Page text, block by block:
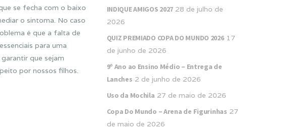
se fecha com o baixo
o sintoma. No caso
é que a falta de
para uma
que sejam
por nossos filhos.
INDIQUE AMIGOS 2027 28 de julho de
2026
QUIZ PREMIADO COPA DO MUNDO 2026 17
de junho de 2026
9º Ano ao Ensino Médio – Entrega de
Lanches 2 de junho de 2026
Uso da Mochila 27 de maio de 2026
Copa Do Mundo – Arena de Figurinhas 27
de maio de 2026